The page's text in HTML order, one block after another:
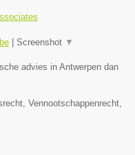
Screenshot ▼
advies in Antwerpen dan
Vennootschappenrecht,